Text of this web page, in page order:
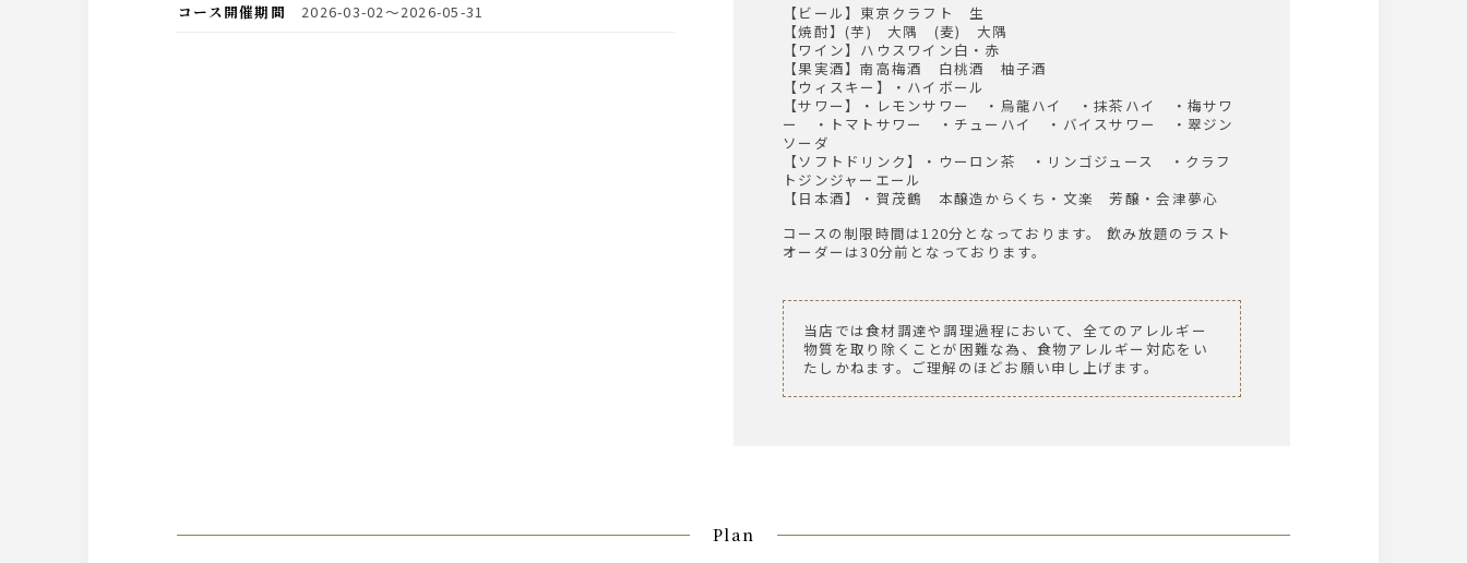
【ビール】東京クラフト 生
【焼酎】(芋) 大隅 (麦) 大隅
【ワイン】ハウスワイン白・赤
【果実酒】南高梅酒 白桃酒 柚子酒
【ウィスキー】・ハイボール
【サワー】・レモンサワー ・烏龍ハイ ・抹茶ハイ ・梅サワ
ー ・トマトサワー ・チューハイ ・バイスサワー ・翠ジン
ソーダ
【ソフトドリンク】・ウーロン茶 ・リンゴジュース ・クラフ
トジンジャーエール
【日本酒】・賀茂鶴 本醸造からくち・文楽 芳醸・会津夢心
コースの制限時間は120分となっております。 飲み放題のラスト
オーダーは30分前となっております。
当店では食材調達や調理過程において、全てのアレルギー
物質を取り除くことが困難な為、食物アレルギー対応をい
たしかねます。ご理解のほどお願い申し上げます。
コース開催期間
2026-03-02〜2026-05-31
Plan